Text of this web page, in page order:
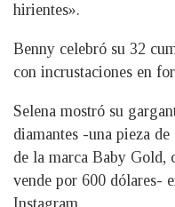
hirientes».
Benny celebró su 32
con incrustaciones en
Selena mostró su
diamantes -una pieza
de la marca Baby Gold,
vende por 600 dólares-